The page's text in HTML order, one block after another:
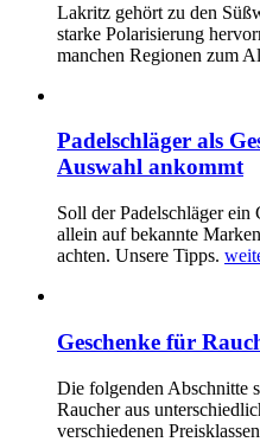
Lakritz gehört zu den
starke Polarisierung
manchen Regionen zum
Padelschläger als
Auswahl ankommt
Soll der Padelschläger ein
allein auf bekannte
achten. Unsere Tipps.
Geschenke für
Die folgenden Abschnitte
Raucher aus
verschiedenen